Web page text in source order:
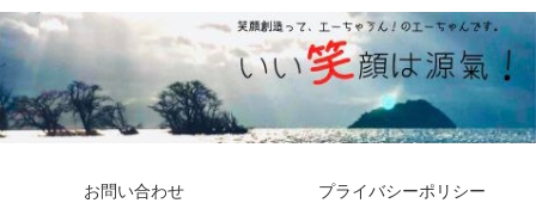
お問い合わせ プライバシーポリシー